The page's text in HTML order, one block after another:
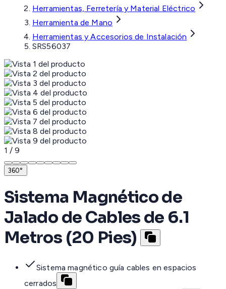
Herramientas, Ferretería y Material Eléctrico
Herramienta de Mano
Herramientas y Accesorios de Instalación
SRS56037
1 / 9
360°
Sistema Magnético de
Jalado de Cables de 6.1
Metros (20 Pies)
Sistema magnético guía cables en espacios
cerrados